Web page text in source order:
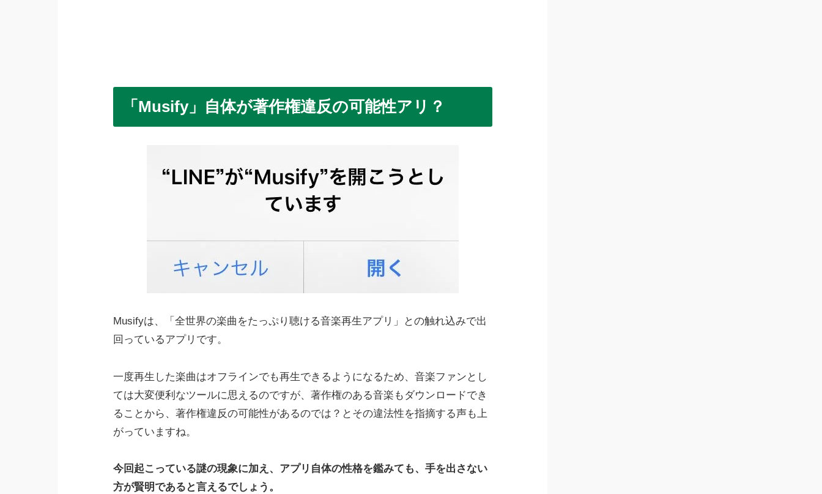
「Musify」自体が著作権違反の可能性アリ？
Musifyは、「全世界の楽曲をたっぷり聴ける音楽再生アプリ」との触れ込みで出
回っているアプリです。
一度再生した楽曲はオフラインでも再生できるようになるため、音楽ファンとし
ては大変便利なツールに思えるのですが、著作権のある音楽もダウンロードでき
ることから、著作権違反の可能性があるのでは？とその違法性を指摘する声も上
がっていますね。
今回起こっている謎の現象に加え、アプリ自体の性格を鑑みても、手を出さない
方が賢明であると言えるでしょう。